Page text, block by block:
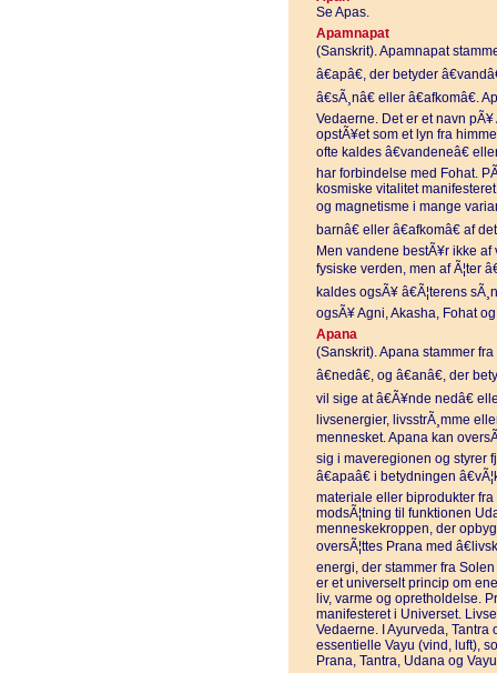
Se Apas.
Apamnapat
(Sanskrit). Apamnapat
â€apâ€, der betyder
â€sÃ¸nâ€ eller â€afkomâ€.
Vedaerne. Det er et navn
opstÃ¥et som et lyn fra
ofte kaldes â€vandeneâ€
har forbindelse med Fohat.
kosmiske vitalitet
og magnetisme i mange
barnâ€ eller â€afkomâ€ af
Men vandene bestÃ¥r ikke af
fysiske verden, men af Ã¦ter
kaldes ogsÃ¥ â€Ã¦terens
ogsÃ¥ Agni, Akasha, Fohat
Apana
(Sanskrit). Apana stammer fra
â€nedâ€, og â€anâ€, der
vil sige at â€Ã¥nde nedâ€
livsenergier, livsstrÃ¸mme
mennesket. Apana kan
sig i maveregionen og styrer
â€apaâ€ i betydningen
materiale eller biprodukter fra
modsÃ¦tning til funktionen
menneskekroppen, der
oversÃ¦ttes Prana med
energi, der stammer fra
er et universelt princip om
liv, varme og opretholdelse.
manifesteret i Universet.
Vedaerne. I Ayurveda,
essentielle Vayu (vind, luft),
Prana, Tantra, Udana og